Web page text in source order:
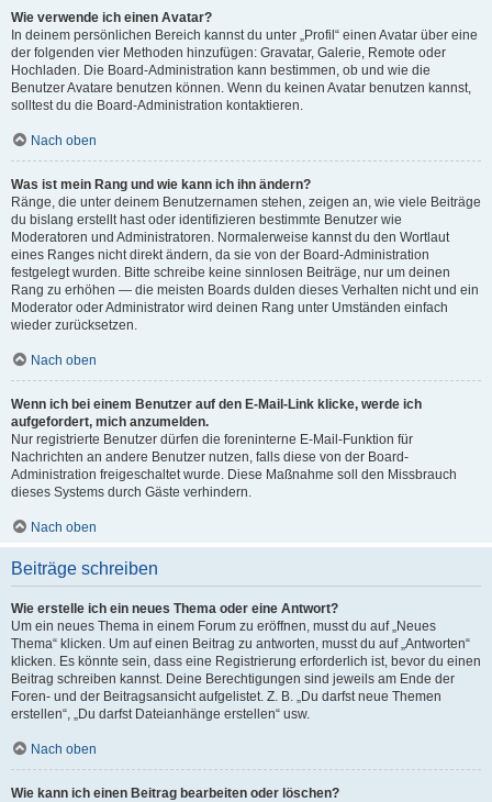
Wie verwende ich einen Avatar?
In deinem persönlichen Bereich kannst du unter „Profil“ einen Avatar über eine
der folgenden vier Methoden hinzufügen: Gravatar, Galerie, Remote oder
Hochladen. Die Board-Administration kann bestimmen, ob und wie die
Benutzer Avatare benutzen können. Wenn du keinen Avatar benutzen kannst,
solltest du die Board-Administration kontaktieren.
Nach oben
Was ist mein Rang und wie kann ich ihn ändern?
Ränge, die unter deinem Benutzernamen stehen, zeigen an, wie viele Beiträge
du bislang erstellt hast oder identifizieren bestimmte Benutzer wie
Moderatoren und Administratoren. Normalerweise kannst du den Wortlaut
eines Ranges nicht direkt ändern, da sie von der Board-Administration
festgelegt wurden. Bitte schreibe keine sinnlosen Beiträge, nur um deinen
Rang zu erhöhen — die meisten Boards dulden dieses Verhalten nicht und ein
Moderator oder Administrator wird deinen Rang unter Umständen einfach
wieder zurücksetzen.
Nach oben
Wenn ich bei einem Benutzer auf den E-Mail-Link klicke, werde ich
aufgefordert, mich anzumelden.
Nur registrierte Benutzer dürfen die foreninterne E-Mail-Funktion für
Nachrichten an andere Benutzer nutzen, falls diese von der Board-
Administration freigeschaltet wurde. Diese Maßnahme soll den Missbrauch
dieses Systems durch Gäste verhindern.
Nach oben
Beiträge schreiben
Wie erstelle ich ein neues Thema oder eine Antwort?
Um ein neues Thema in einem Forum zu eröffnen, musst du auf „Neues
Thema“ klicken. Um auf einen Beitrag zu antworten, musst du auf „Antworten“
klicken. Es könnte sein, dass eine Registrierung erforderlich ist, bevor du einen
Beitrag schreiben kannst. Deine Berechtigungen sind jeweils am Ende der
Foren- und der Beitragsansicht aufgelistet. Z. B. „Du darfst neue Themen
erstellen“, „Du darfst Dateianhänge erstellen“ usw.
Nach oben
Wie kann ich einen Beitrag bearbeiten oder löschen?